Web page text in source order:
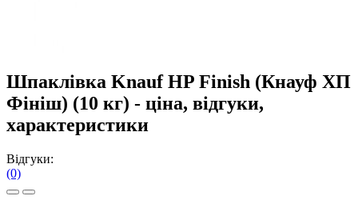
Шпаклівка Knauf HP Finish (Кнауф ХП
Фініш) (10 кг) - ціна, відгуки,
характеристики
Відгуки:
(0)